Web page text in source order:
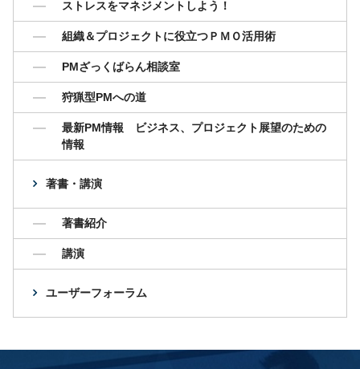
ストレスをマネジメントしよう！
組織＆プロジェクトに役立つＰＭＯ活用術
PMざっくばらん相談室
狩猟型PMへの道
最新PM情報 ビジネス、プロジェクト展望のための
情報
著書・講演
著書紹介
講演
ユーザーフォーラム